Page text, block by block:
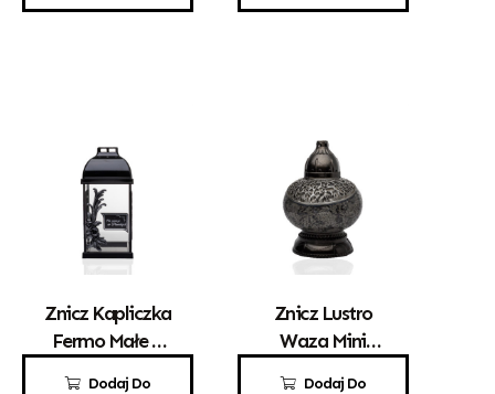
Dodaj Do
Znicz Kapliczka
Fermo Małe Z
55,00 zł
Dodaj Do
Znicz Lustro
Waza Mini
121,00zł